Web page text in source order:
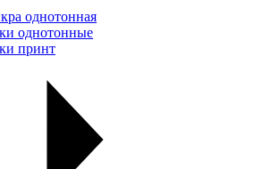
однотонная
однотонные
принт